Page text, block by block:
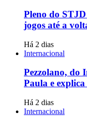
Pleno do
jogos até a
Há 2 dias
Internacional
Pezzolano, do
Paula e explica
Há 2 dias
Internacional